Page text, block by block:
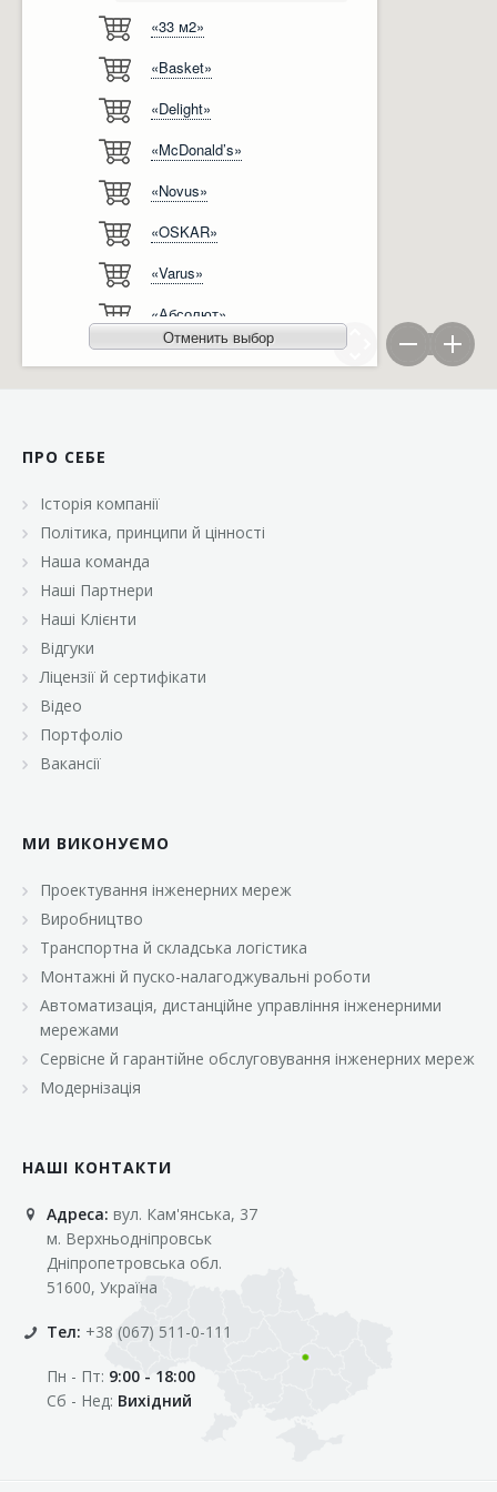
Ліцензії, сертифікати, дипломи
Автоматизація
Модернізація
«33 м2»
«Basket»
«Delight»
«McDonald’s»
«Novus»
«OSKAR»
«Varus»
«Абсолют»
«Агро-Овен»
«Велмарт»
«ВК Експресс»
«Класс»
«Континент»
«Малинка»
«Марс»
«Оптовичок»
«Свіжачок»
«Сільпо»
«Фора»
«Фреш»
«Фуршет»
«Цент»
Отменить выбор
ПРО СЕБЕ
Історія компанії
Політика, принципи й цінності
Наша команда
Наші Партнери
Наші Клієнти
Відгуки
Ліцензії й сертифікати
Відео
Портфоліо
Вакансії
МИ ВИКОНУЄМО
Проектування інженерних мереж
Виробництво
Транспортна й складська логістика
Монтажні й пуско-налагоджувальні роботи
Автоматизація, дистанційне управління інженерними
мережами
Сервісне й гарантійне обслуговування інженерних мереж
Модернізація
НАШІ КОНТАКТИ
Адреса: вул. Кам'янська, 37
м. Верхньодніпровськ
Дніпропетровська обл.
51600, Україна
Тел: +38 (067) 511-0-111
Пн - Пт: 9:00 - 18:00
Сб - Нед: Вихідний